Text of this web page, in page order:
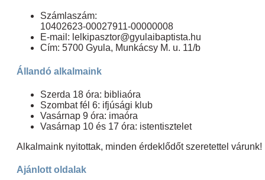
Számlaszám:
10402623-00027911-00000008
E-mail: lelkipasztor@gyulaibaptista.hu
Cím: 5700 Gyula, Munkácsy M. u. 11/b
Állandó alkalmaink
Szerda 18 óra: bibliaóra
Szombat fél 6: ifjúsági klub
Vasárnap 9 óra: imaóra
Vasárnap 10 és 17 óra: istentisztelet
Alkalmaink nyitottak, minden érdeklődőt szeretettel várunk!
Ajánlott oldalak